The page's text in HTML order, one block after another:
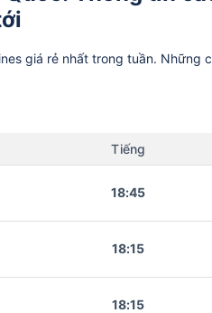
giá rẻ nhất trong tuần. Những
Tiếng
18:45
18:15
18:15